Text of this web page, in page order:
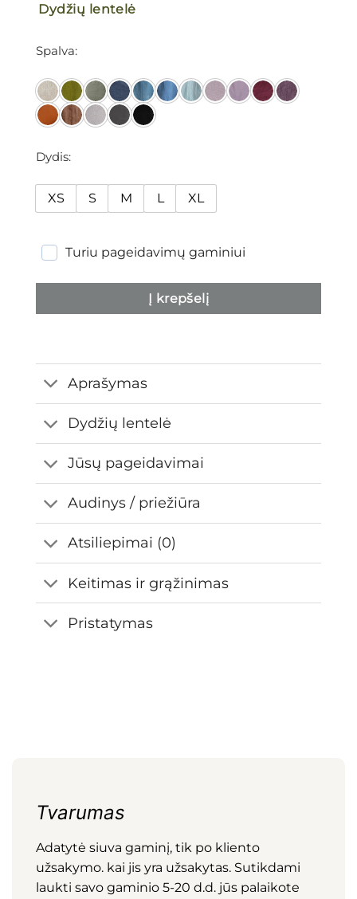
Dydžių lentelė
Spalva
Dydis
XS S M L XL
Turiu pageidavimų gaminiui
Į krepšelį
Aprašymas
Dydžių lentelė
Jūsų pageidavimai
Audinys / priežiūra
Atsiliepimai (0)
Keitimas ir grąžinimas
Pristatymas
Tvarumas
Adatytė siuva gaminį, tik po kliento
užsakymo. kai jis yra užsakytas. Sutikdami
laukti savo gaminio 5-20 d.d. jūs palaikote